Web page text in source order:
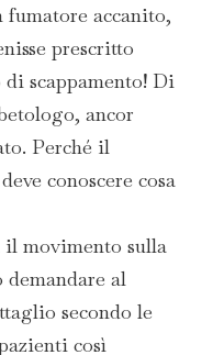
fumatore accanito,
prescritto
scappamento! Di
ancor
Perché il
conoscere cosa
movimento sulla
al
secondo le
così